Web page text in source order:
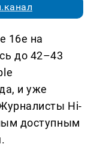
16e на
до 42–43
и уже
Hi-
доступным